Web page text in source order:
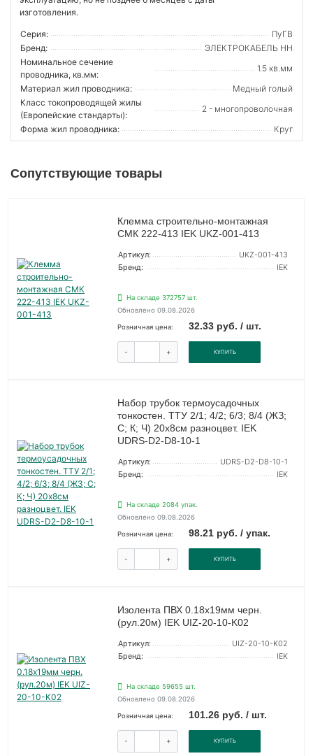
изготовления.
Серия:
ПуГВ
Бренд:
ЭЛЕКТРОКАБЕЛЬ НН
Номинальное сечение
проводника, кв.мм:
1.5 кв.мм
Материал жил проводника:
Медный голый
Класс токопроводящей жилы
(Европейские стандарты):
2 - многопроволочная
Форма жил проводника:
Круг
Сопутствующие товары
Клемма строительно-монтажная
СМК 222-413 IEK UKZ-001-413
Артикул:
UKZ-001-413
Бренд:
IEK
На складе 372757 шт.
Обновлено 09.08.2026
Розничная цена: 32.33 руб. / шт.
- + КУПИТЬ
Набор трубок термоусадочных
тонкостен. ТТУ 2/1; 4/2; 6/3; 8/4 (ЖЗ;
С; К; Ч) 20х8см разноцвет. IEK
UDRS-D2-D8-10-1
Артикул:
UDRS-D2-D8-10-1
Бренд:
IEK
На складе 2084 упак.
Обновлено 09.08.2026
Розничная цена: 98.21 руб. / упак.
- + КУПИТЬ
Изолента ПВХ 0.18х19мм черн.
(рул.20м) IEK UIZ-20-10-K02
Артикул:
UIZ-20-10-K02
Бренд:
IEK
На складе 59655 шт.
Обновлено 09.08.2026
Розничная цена: 101.26 руб. / шт.
- + КУПИТЬ